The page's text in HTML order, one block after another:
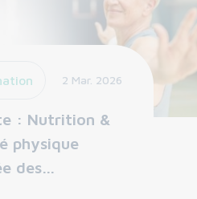
2 Mar. 2026
: Nutrition &
physique
des…